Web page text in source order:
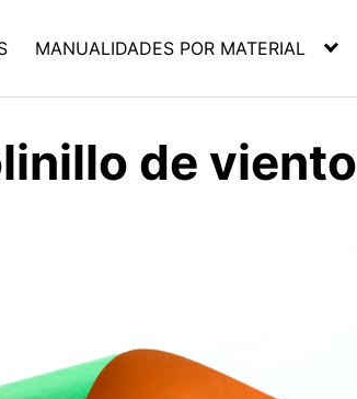
MANUALIDADES POR MATERIAL
de viento